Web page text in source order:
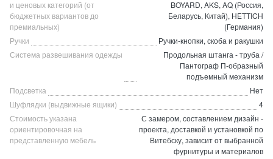
и ценовых категорий (от
бюджетных вариантов до
премиальных)
BOYARD, AKS, AQ (Россия,
Беларусь, Китай), HETTICH
(Германия)
Ручки
Ручки-кнопки, скоба и ракушки
Система развешивания одежды
Продольная штанга - труба /
Пантограф П-образный
подъемный механизм
Подсветка
Нет
Шуфлядки (выдвижные ящики)
4
Стоимость указана
ориентировочная на
представленную мебель
С замером, составлением дизайн -
проекта, доставкой и установкой по
Витебску, зависит от выбранной
фурнитуры и материалов